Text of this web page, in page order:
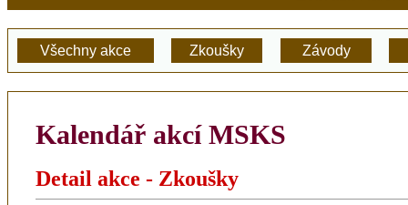
Kalendář akcí MSKS
Detail akce - Zkoušky